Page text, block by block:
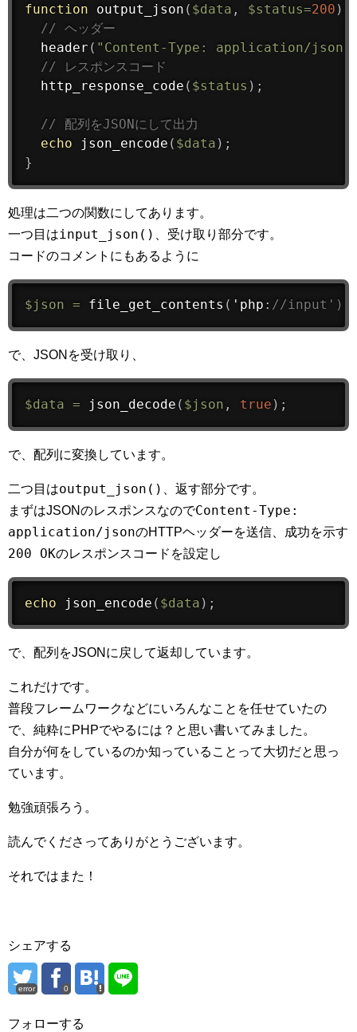
function output_json ( $data , $status=200 )
// ヘッダー
header ( "Content-Type: application/
// レスポンスコード
http_response_code ( $status ) ;
// 配列をJSONにして出力
echo
json_encode ( $data ) ;
}
処理は二つの関数にしてあります。
一つ目はinput_json()
、受け取り部分です。
コードのコメントにもあるように
$json = file_get_contents ( 'php : //input');
で、JSONを受け取り、
$data = json_decode ( $json , true ) ;
で、配列に変換しています。
二つ目はoutput_json()
、返す部分です。
まずはJSONのレスポンスなのでContent-Type:
application/jsonのHTTPヘッダーを送信、成功を示す
200 OKのレスポンスコードを設定し
echo json_encode ( $data ) ;
で、配列をJSONに戻して返却しています。
これだけです。
普段フレームワークなどにいろんなことを任せていたの
で、純粋にPHPでやるには？と思い書いてみました。
自分が何をしているのか知っていることって大切だと思っ
ています。
勉強頑張ろう。
読んでくださってありがとうございます。
それではまた！
シェアする
error 0
フォローする